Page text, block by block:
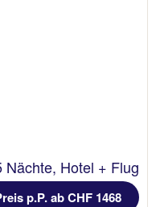
Nächte, Hotel + Flug
p.P. ab CHF 1468